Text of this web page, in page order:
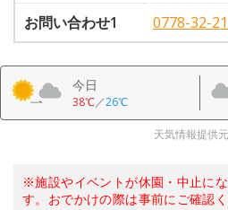
お問い合わせ1
0778-32-
今日
38℃／26℃
天気情報提供
※施設やイベントが休園・中止に
す。おでかけの際は事前にご確認く